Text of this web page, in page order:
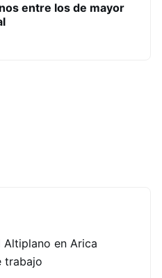
entre los de mayor
Altiplano en Arica
trabajo